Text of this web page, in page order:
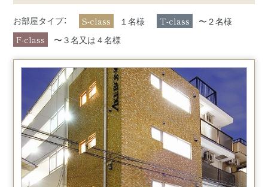
お部屋タイプ： S-class １名様 T-class 〜２名様
F-class 〜３名又は４名様